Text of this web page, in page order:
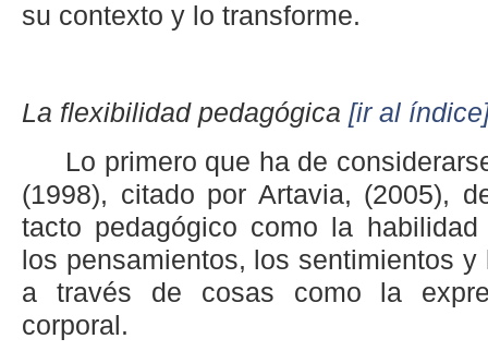
su contexto y lo transforme.
La flexibilidad pedagógica [ir al
Lo primero que ha de
(1998), citado por Artavia, (2005),
tacto pedagógico como la
los pensamientos, los sentimientos
a través de cosas como la
corporal.